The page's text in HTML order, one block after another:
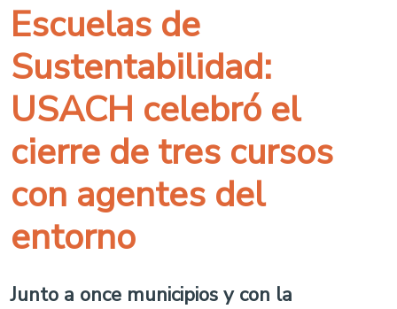
Escuelas de
Sustentabilidad:
USACH celebró el
cierre de tres cursos
con agentes del
entorno
Junto a once municipios y con la